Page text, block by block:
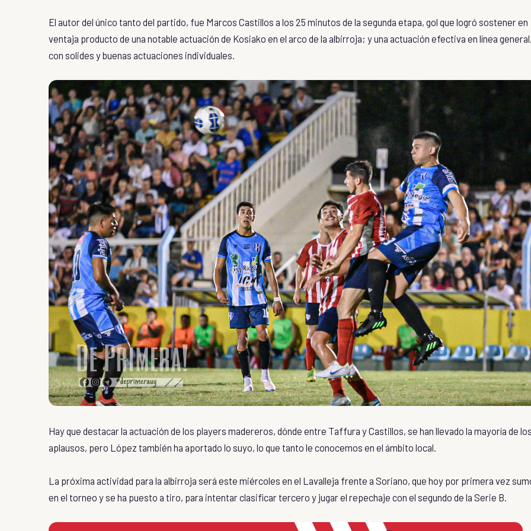
El autor del único tanto del partido, fue Marcos Castillos a los 25 minutos de la segunda etapa, gol que logró sostener en
ventaja producto de una notable actuación de Kosiako en el arco de la albirroja; y una actuación efectiva en línea
con solides y buenas actuaciones individuales.
Hay que destacar la actuación de los players madereros, dónde entre Taffura y Castillos, se han llevado la mayoría de
aplausos, pero López también ha aportado lo suyo, lo que tanto le conocemos en el ámbito local.
La próxima actividad para la albirroja será este miércoles en el Lavalleja frente a Soriano, que hoy por primera vez
en el torneo y se ha puesto a tiro, para intentar clasificar tercero y jugar el repechaje con el segundo de la Serie B.